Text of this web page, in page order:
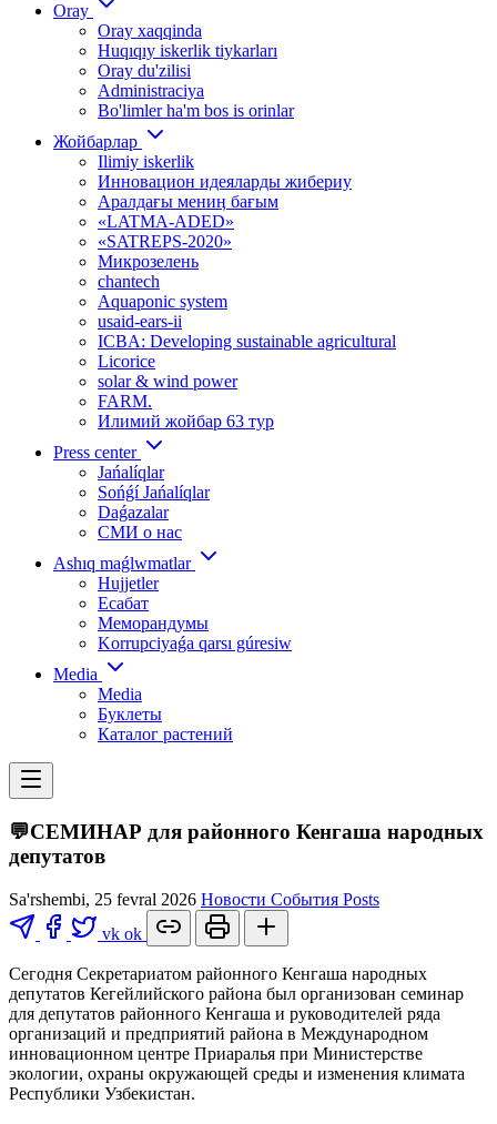
Oray
Oray xaqqinda
Huqıqıy iskerlik tiykarları
Oray du'zilisi
Administraciya
Bo'limler ha'm bos is orinlar
Жойбарлар
Ilimiy iskerlik
Инновацион идеяларды жибериу
Аралдағы мениӊ бағым
«LATMA-ADED»
«SATREPS-2020»
Микрозелень
chantech
Aquaponic system
usaid-ears-ii
ICBA: Developing sustainable agricultural
Licorice
solar & wind power
FARM.
Илимий жойбар 63 тур
Press center
Jańalíqlar
Sońǵí Jańalíqlar
Daǵazalar
СМИ о нас
Ashıq maǵlwmatlar
Hujjetler
Есабат
Меморандумы
Korrupciyaǵa qarsı gúresiw
Media
Media
Буклеты
Каталог растений
💬CЕМИНАР для районного Кенгаша народных
депутатов
Sa'rshembi, 25 fevral 2026 Новости События Posts
vk ok
Сегодня Секретариатом районного Кенгаша народных
депутатов Кегейлийского района был организован семинар
для депутатов районного Кенгаша и руководителей ряда
организаций и предприятий района в Международном
инновационном центре Приаралья при Министерстве
экологии, охраны окружающей среды и изменения климата
Республики Узбекистан.